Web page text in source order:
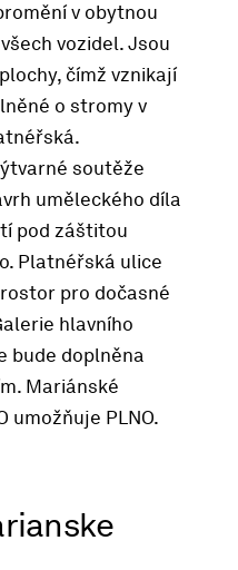
v obytnou
vozidel. Jsou
čímž vznikají
o stromy v
soutěže
uměleckého díla
pod záštitou
Platnéřská ulice
pro dočasné
hlavního
bude doplněna
Mariánské
umožňuje PLNO.